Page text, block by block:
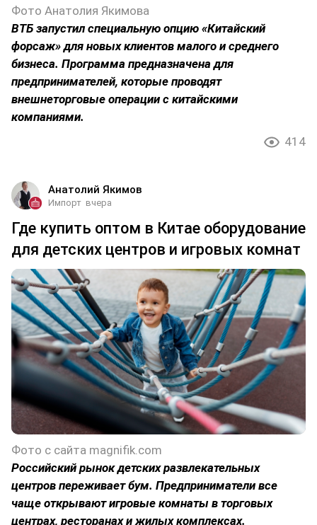
Фото Анатолия Якимова
ВТБ запустил специальную опцию «Китайский
форсаж» для новых клиентов малого и среднего
бизнеса. Программа предназначена для
предпринимателей, которые проводят
внешнеторговые операции с китайскими
компаниями.
414
Анатолий Якимов
Импорт вчера
Где купить оптом в Китае оборудование
для детских центров и игровых комнат
Фото с сайта magnifik.com
Российский рынок детских развлекательных
центров переживает бум. Предприниматели все
чаще открывают игровые комнаты в торговых
центрах, ресторанах и жилых комплексах.